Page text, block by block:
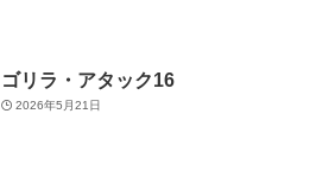
ゴリラ・アタック16
2026年5月21日